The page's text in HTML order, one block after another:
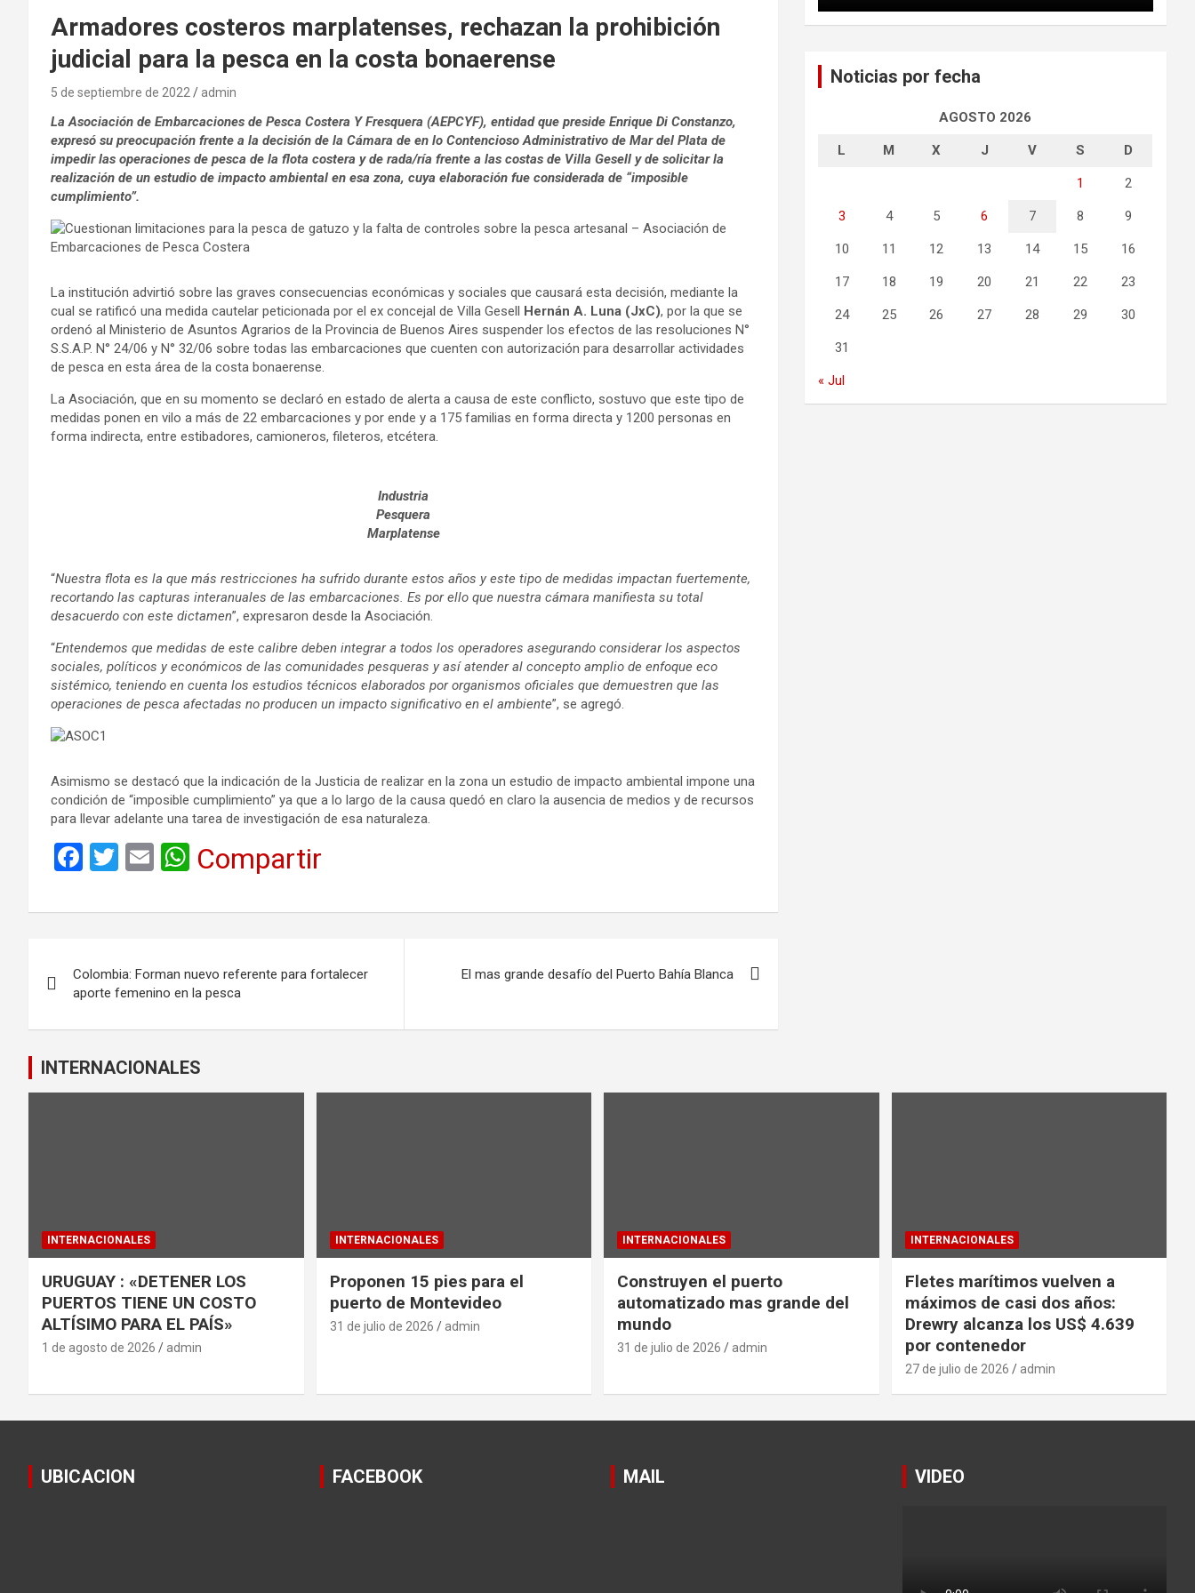
Armadores costeros marplatenses, rechazan la prohibición
judicial para la pesca en la costa bonaerense
5 de septiembre de 2022 admin
La Asociación de Embarcaciones de Pesca Costera Y Fresquera (AEPCYF), entidad que preside Enrique Di Constanzo,
expresó su preocupación frente a la decisión de la Cámara de en lo Contencioso Administrativo de Mar del Plata de
impedir las operaciones de pesca de la flota costera y de rada/ría frente a las costas de Villa Gesell y de solicitar la
realización de un estudio de impacto ambiental en esa zona, cuya elaboración fue considerada de “imposible
cumplimiento”.
La institución advirtió sobre las graves consecuencias económicas y sociales que causará esta decisión, mediante la
cual se ratificó una medida cautelar peticionada por el ex concejal de Villa Gesell Hernán A. Luna (JxC), por la que se
ordenó al Ministerio de Asuntos Agrarios de la Provincia de Buenos Aires suspender los efectos de las resoluciones N°
S.S.A.P. N° 24/06 y N° 32/06 sobre todas las embarcaciones que cuenten con autorización para desarrollar actividades
de pesca en esta área de la costa bonaerense.
La Asociación, que en su momento se declaró en estado de alerta a causa de este conflicto, sostuvo que este tipo de
medidas ponen en vilo a más de 22 embarcaciones y por ende y a 175 familias en forma directa y 1200 personas en
forma indirecta, entre estibadores, camioneros, fileteros, etcétera.
Industria
Pesquera
Marplatense
“Nuestra flota es la que más restricciones ha sufrido durante estos años y este tipo de medidas impactan fuertemente,
recortando las capturas interanuales de las embarcaciones. Es por ello que nuestra cámara manifiesta su total
desacuerdo con este dictamen”, expresaron desde la Asociación.
“Entendemos que medidas de este calibre deben integrar a todos los operadores asegurando considerar los aspectos
sociales, políticos y económicos de las comunidades pesqueras y así atender al concepto amplio de enfoque eco
sistémico, teniendo en cuenta los estudios técnicos elaborados por organismos oficiales que demuestren que las
operaciones de pesca afectadas no producen un impacto significativo en el ambiente”, se agregó.
Asimismo se destacó que la indicación de la Justicia de realizar en la zona un estudio de impacto ambiental impone una
condición de “imposible cumplimiento” ya que a lo largo de la causa quedó en claro la ausencia de medios y de recursos
para llevar adelante una tarea de investigación de esa naturaleza.
F
ce
o
o
k
T
tt
E
ail
W
at
A
p
p
Compartir
de
entradas
Colombia: Forman nuevo referente para fortalecer
aporte femenino en la pesca
El mas grande desafío del Puerto Bahía Blanca
Noticias por fecha
AGOSTO 2026
L M X J V S D
1 2
3 4 5 6 7 8 9
10 11 12 13 14 15 16
17 18 19 20 21 22 23
24 25 26 27 28 29 30
31
« Jul
INTERNACIONALES
INTERNACIONALES
URUGUAY : «DETENER LOS
PUERTOS TIENE UN COSTO
ALTÍSIMO PARA EL PAÍS»
1 de agosto de 2026 admin
INTERNACIONALES
Proponen 15 pies para el
puerto de Montevideo
31 de julio de 2026 admin
INTERNACIONALES
Construyen el puerto
automatizado mas grande del
mundo
31 de julio de 2026 admin
INTERNACIONALES
Fletes marítimos vuelven a
máximos de casi dos años:
Drewry alcanza los US$ 4.639
por contenedor
27 de julio de 2026 admin
UBICACION FACEBOOK MAIL VIDEO